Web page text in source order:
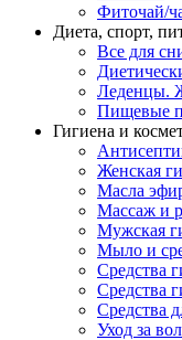
Фиточай/
Диета, спорт,
Все для
Леденцы.
Пищевые
Гигиена и
Женская
Масла
Массаж и
Мужская
Мыло и
Средства
Средства
Средства
Уход за